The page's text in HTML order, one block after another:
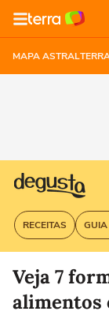
MAPA ASTRAL
RECEITAS
Veja 7
alimentos